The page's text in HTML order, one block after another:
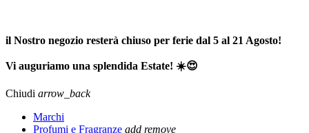
il Nostro negozio resterà chiuso per ferie dal 5 al 21 Agosto!
Vi auguriamo una splendida Estate! ☀️😍
Chiudi arrow_back
Marchi
Profumi e Fragranze add remove